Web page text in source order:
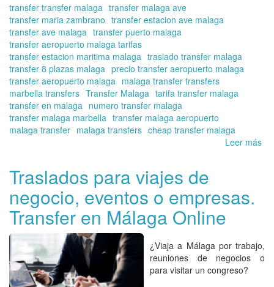
transfer transfer malaga transfer malaga ave
transfer maria zambrano transfer estacion ave malaga
transfer ave malaga transfer puerto malaga
transfer aeropuerto malaga tarifas
transfer estacion maritima malaga traslado transfer malaga
transfer 8 plazas malaga precio transfer aeropuerto malaga
transfer aeropuerto malaga malaga transfer transfers
marbella transfers Transfer Malaga tarifa transfer malaga
transfer en malaga numero transfer malaga
transfer malaga marbella transfer malaga aeropuerto
malaga transfer malaga transfers cheap transfer malaga
Leer más
Traslados para viajes de
negocio, eventos o empresas.
Transfer en Málaga Online
¿Viaja a Málaga por trabajo,
reuniones de negocios o
para visitar un congreso?